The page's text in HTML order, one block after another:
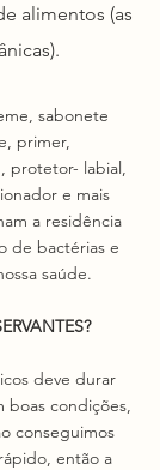
alimentos (as
sabonete
primer,
protetor- labial,
e mais
a residência
de bactérias e
saúde.
deve durar
boas condições,
conseguimos
então a